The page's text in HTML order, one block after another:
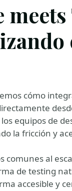
cómo
equipos de
la fricción y
comunes al
de testing
accesible y